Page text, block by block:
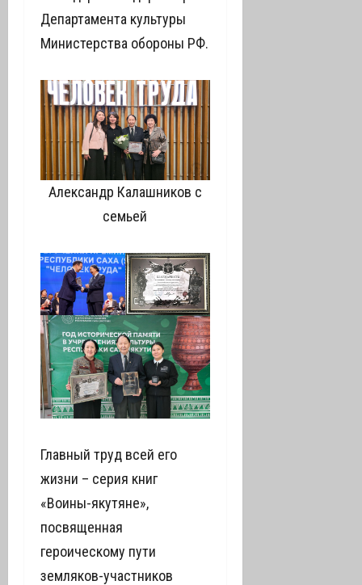
Департамента культуры
Министерства обороны РФ.
Александр Калашников с
семьей
Главный труд всей его
жизни – серия книг
«Воины-якутяне»,
посвященная
героическому пути
земляков-участников